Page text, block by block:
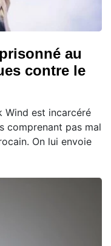
au
contre le
Wind est incarcéré
comprenant pas mal
On lui envoie